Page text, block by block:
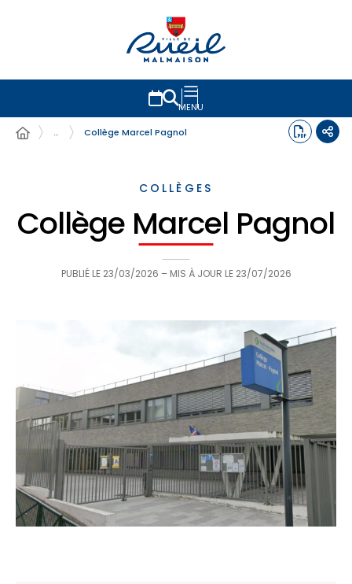
MENU
…
Collège Marcel Pagnol
COLLÈGES
Collège Marcel Pagnol
PUBLIÉ LE 23/03/2026 – MIS À JOUR LE 23/07/2026